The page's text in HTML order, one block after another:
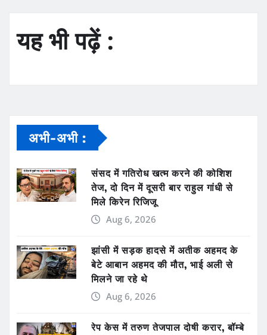
यह भी पढ़ें :
अभी-अभी :
संसद में गतिरोध खत्म करने की कोशिश
तेज, दो दिन में दूसरी बार राहुल गांधी से
मिले किरेन रिजिजू
Aug 6, 2026
झांसी में सड़क हादसे में अतीक अहमद के
बेटे आबान अहमद की मौत, भाई अली से
मिलने जा रहे थे
Aug 6, 2026
रेप केस में तरुण तेजपाल दोषी करार, बॉम्बे